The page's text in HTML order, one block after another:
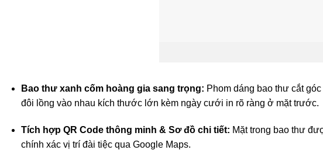
Bao thư xanh cốm hoàng gia sang trọng: Phom dáng bao thư cắt
đôi lồng vào nhau kích thước lớn kèm ngày cưới in rõ ràng ở mặt trước.
Tích hợp QR Code thông minh & Sơ đồ chi tiết: Mặt trong bao thư
chính xác vị trí đài tiệc qua Google Maps.